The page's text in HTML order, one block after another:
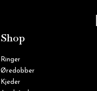
Shop
Ringer
Øredobber
Kjeder